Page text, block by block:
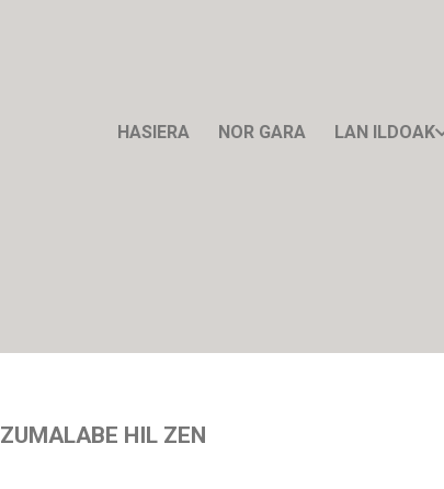
HASIERA NOR GARA LAN ILDOAK
HIL ZEN